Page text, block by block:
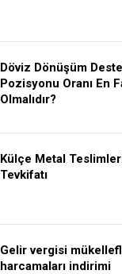
Döviz Dönüşüm
Pozisyonu Oranı En
Olmalıdır?
Külçe Metal
Tevkifatı
Gelir vergisi
harcamaları indirimi